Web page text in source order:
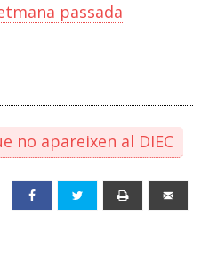
passada
no apareixen al DIEC
Facebook Twitter